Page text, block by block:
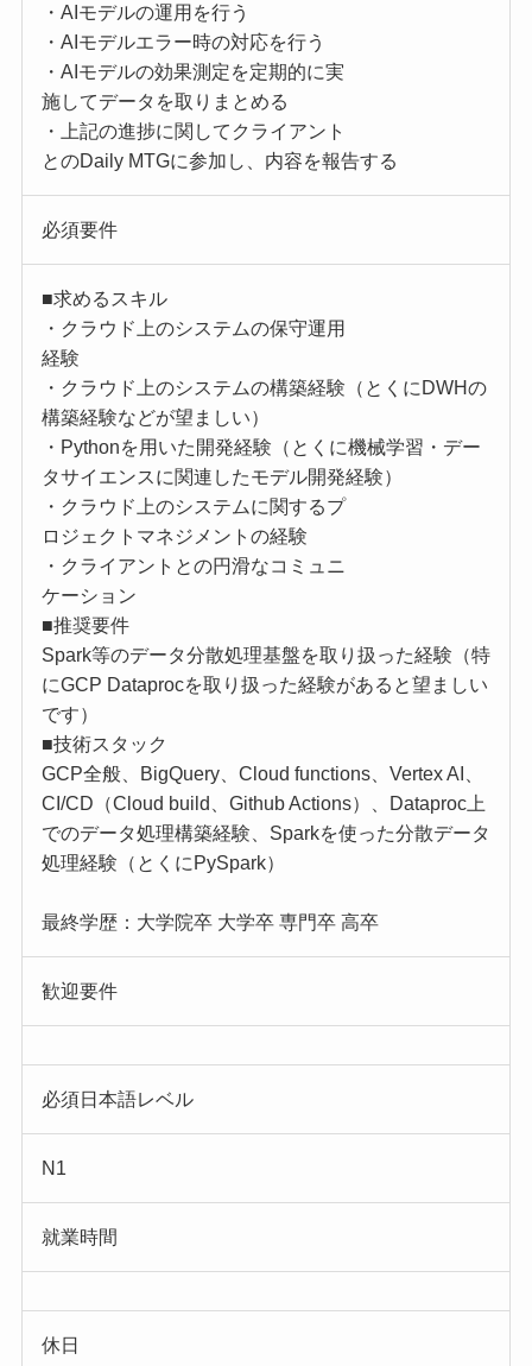
・AIモデルの運用を行う
・AIモデルエラー時の対応を行う
・AIモデルの効果測定を定期的に実
施してデータを取りまとめる
・上記の進捗に関してクライアント
とのDaily MTGに参加し、内容を報告する
必須要件
■求めるスキル
・クラウド上のシステムの保守運用
経験
・クラウド上のシステムの構築経験（とくにDWHの
構築経験などが望ましい）
・Pythonを用いた開発経験（とくに機械学習・デー
タサイエンスに関連したモデル開発経験）
・クラウド上のシステムに関するプ
ロジェクトマネジメントの経験
・クライアントとの円滑なコミュニ
ケーション
■推奨要件
Spark等のデータ分散処理基盤を取り扱った経験（特
にGCP Dataprocを取り扱った経験があると望ましい
です）
■技術スタック
GCP全般、BigQuery、Cloud functions、Vertex AI、
CI/CD（Cloud build、Github Actions）、Dataproc上
でのデータ処理構築経験、Sparkを使った分散データ
処理経験（とくにPySpark）
最終学歴：大学院卒 大学卒 専門卒 高卒
歓迎要件
必須日本語レベル
N1
就業時間
休日